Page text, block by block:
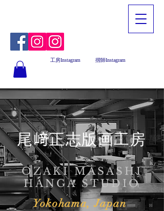
工房Instagram 摺師Instagram
尾﨑正志版画工房
OZAKI MASASHI
HANGA STUDIO
Yokohama, Japan